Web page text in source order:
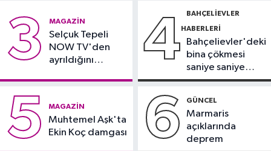
17:46
orman yangını söndürüldü
balkonu yıkıldı
3 MAGAZIN
Selçuk Tepeli
NOW TV'den
ayrıldığını
4 BAHÇELIEVLER
HABERLERI
Bahçelievler'deki
bina çökmesi
saniye saniye
görüntülendi
5 MAGAZIN
Muhtemel Aşk'ta
Ekin Koç damgası
6 GÜNCEL
Marmaris
açıklarında
deprem